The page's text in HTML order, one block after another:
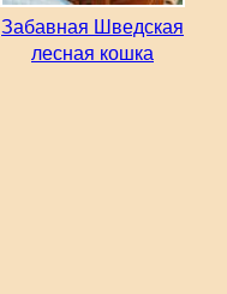
Забавная Шведская
лесная кошка